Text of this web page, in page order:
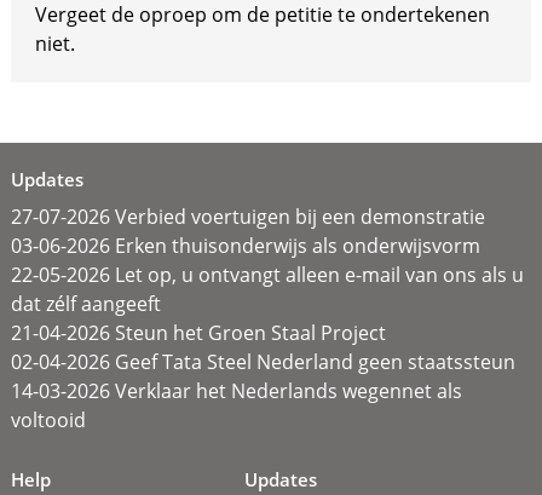
Vergeet de oproep om de petitie te ondertekenen
niet.
Updates
27-07-2026 Verbied voertuigen bij een demonstratie
03-06-2026 Erken thuisonderwijs als onderwijsvorm
22-05-2026 Let op, u ontvangt alleen e-mail van ons als u
dat zélf aangeeft
21-04-2026 Steun het Groen Staal Project
02-04-2026 Geef Tata Steel Nederland geen staatssteun
14-03-2026 Verklaar het Nederlands wegennet als
voltooid
Help
Updates